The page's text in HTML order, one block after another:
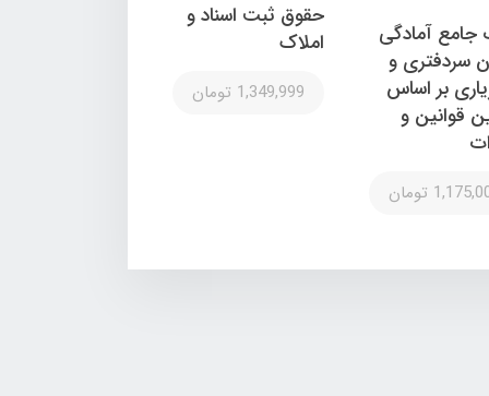
جامع آمادگی
سردفتری و
بر اساس
قوانین و
تومان
حقوق ثبت اسناد و
املاک
1,349,999 تومان